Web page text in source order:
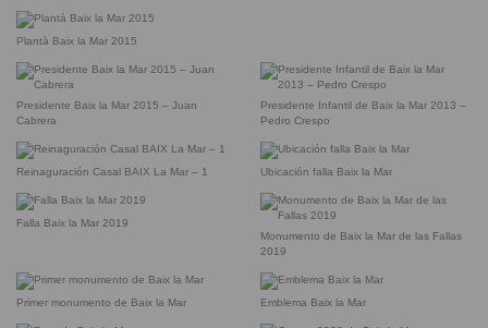
Plantà Baix la Mar 2015
Presidente Baix la Mar 2015 – Juan
Cabrera
Presidente Infantil de Baix la Mar 2013 –
Pedro Crespo
Reinaguración Casal BAIX La Mar – 1 Ubicación falla Baix la Mar
Falla Baix la Mar 2019
Monumento de Baix la Mar de las Fallas
2019
Primer monumento de Baix la Mar Emblema Baix la Mar